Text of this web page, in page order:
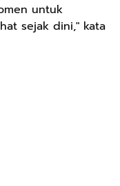
untuk
sejak dini," kata